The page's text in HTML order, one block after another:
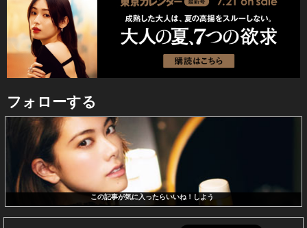
フォローする
この記事が気に入ったらいいね！しよう